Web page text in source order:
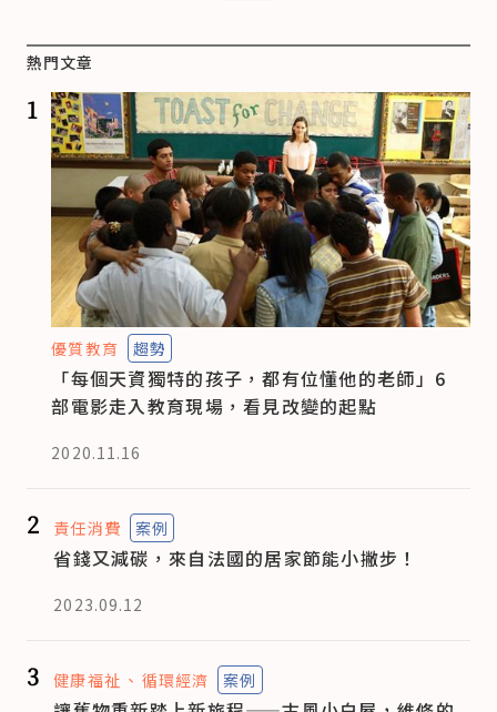
熱門文章
1
優質教育 趨勢
「每個天資獨特的孩子，都有位懂他的老師」6
部電影走入教育現場，看見改變的起點
2020.11.16
2 責任消費 案例
省錢又減碳，來自法國的居家節能小撇步！
2023.09.12
3 健康福祉 循環經濟 案例